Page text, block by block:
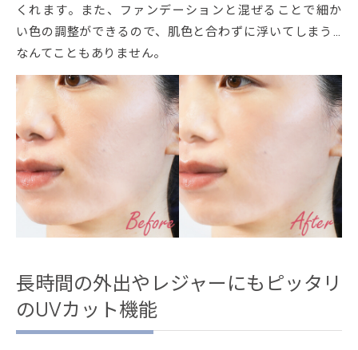
くれます。また、ファンデーションと混ぜることで細か
い色の調整ができるので、肌色と合わずに浮いてしまう…
なんてこともありません。
長時間の外出やレジャーにもピッタリ
のUVカット機能